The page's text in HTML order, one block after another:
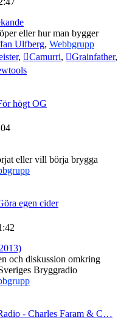
eller hur man bygger
Ulfberg, Webbgrupp
, Camurri, Grainfather,
högt OG
eller vill börja brygga
egen cider
och diskussion omkring
Bryggradio
- Charles Faram & C…